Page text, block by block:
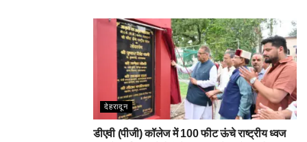
देहरादून
डीएवी (पीजी) कॉलेज में 100 फीट ऊंचे राष्ट्रीय ध्वज